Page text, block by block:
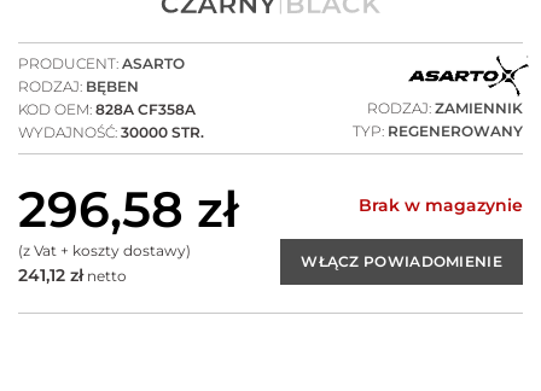
PRODUCENT: ASARTO
RODZAJ: BĘBEN
KOD OEM: 828A CF358A
WYDAJNOŚĆ: 30000 STR.
RODZAJ: ZAMIENNIK
TYP: REGENEROWANY
296,58 zł
(z Vat + koszty dostawy)
241,12 złnetto
Brak w magazynie